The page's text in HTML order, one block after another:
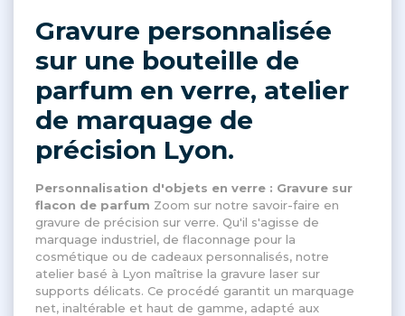
Gravure personnalisée
sur une bouteille de
parfum en verre, atelier
de marquage de
précision Lyon.
Personnalisation d'objets en verre : Gravure sur
flacon de parfum Zoom sur notre savoir-faire en
gravure de précision sur verre. Qu'il s'agisse de
marquage industriel, de flaconnage pour la
cosmétique ou de cadeaux personnalisés, notre
atelier basé à Lyon maîtrise la gravure laser sur
supports délicats. Ce procédé garantit un marquage
net, inaltérable et haut de gamme, adapté aux